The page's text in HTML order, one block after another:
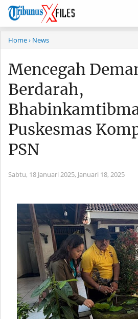
Home› News
Mencegah
Berdarah,
Puskesmas
PSN
Sabtu, 18 Januari 2025, Januari 18, 2025